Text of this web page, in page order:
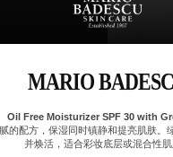
MARIO
Oil Free Moisturizer SPF 30 with
的配方，保湿同时镇静和提亮肌肤。
并焕活，适合彩妆底层或混合性肌